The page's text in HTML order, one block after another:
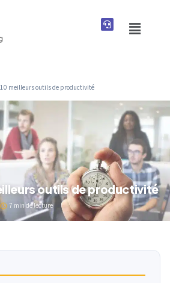
10 meilleurs outils de productivité
outils de productivité
7 min de lecture